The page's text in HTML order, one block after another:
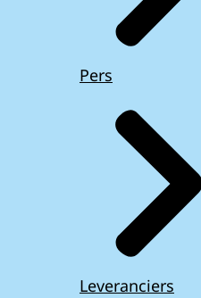
Pers
Leveranciers